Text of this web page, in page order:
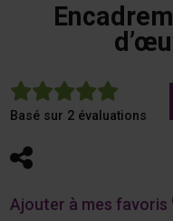
5
Basé sur 2 évaluations
Partager
Ajouter à mes favoris